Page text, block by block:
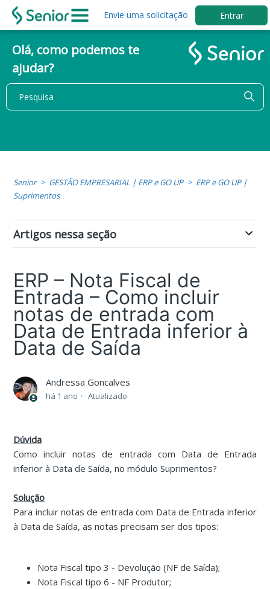
Envie uma solicitação Entrar
Olá, como podemos te
ajudar?
Senior GESTÃO EMPRESARIAL | ERP e GO UP
ERP e GO UP |
Suprimentos
Artigos nessa seção
ERP – Nota Fiscal de
Entrada – Como incluir
notas de entrada com
Data de Entrada inferior à
Data de Saída
Andressa Goncalves
há 1 ano Atualizado
Dúvida
Como incluir notas de entrada com Data de Entrada
inferior à Data de Saída, no módulo Suprimentos?
Solução
Para incluir notas de entrada com Data de Entrada inferior
à Data de Saída, as notas precisam ser dos tipos:
Nota Fiscal tipo 3 - Devolução (NF de Saída);
Nota Fiscal tipo 6 - NF Produtor;